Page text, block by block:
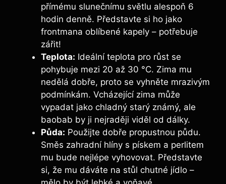
přímému slunečnímu světlu alespoň 6
hodin denně. Představte si ho jako
frontmana oblíbené kapely – potřebuje
zářit!
Teplota: Ideální teplota pro růst se
pohybuje mezi 20 až 30 °C. Zima mu
nedělá dobře, proto se vyhněte mrazivým
podmínkám. Vcházející zima může
vypadat jako chladný starý známý, ale
baobab by ji nejraději viděl od dálky.
Půda: Použijte dobře propustnou půdu.
Směs zahradní hlíny s pískem a perlitem
mu bude nejlépe vyhovovat. Představte
si, že mu dáváte na stůl chutné jídlo –